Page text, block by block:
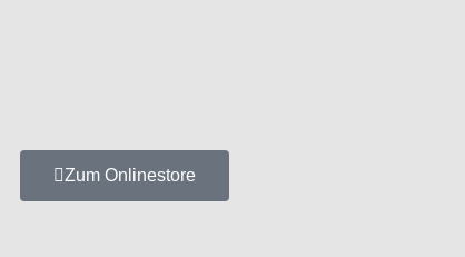
Zum Onlinestore